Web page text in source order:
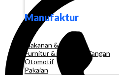
Manufaktur
Makanan & Minuman
Furnitur & Kerajinan Tangan
Otomotif
Pakaian